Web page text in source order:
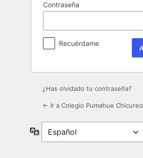
Contraseña
Recuérdame
¿Has olvidado tu contraseña?
← Ir a Colegio Pumahue Chicureo
Idioma